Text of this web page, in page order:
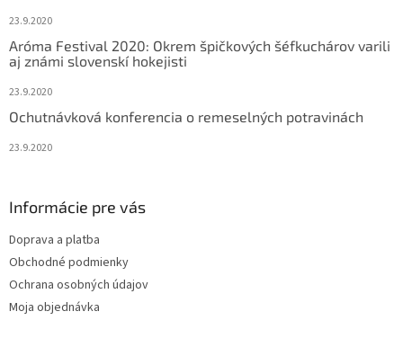
23.9.2020
Aróma Festival 2020: Okrem špičkových šéfkuchárov varili
aj známi slovenskí hokejisti
23.9.2020
Ochutnávková konferencia o remeselných potravinách
23.9.2020
Informácie pre vás
Doprava a platba
Obchodné podmienky
Ochrana osobných údajov
Moja objednávka